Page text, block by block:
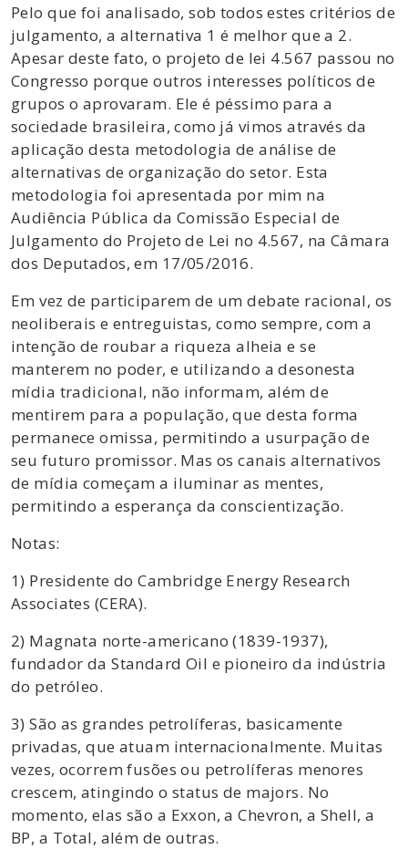
Pelo que foi analisado, sob todos estes critérios de
julgamento, a alternativa 1 é melhor que a 2.
Apesar deste fato, o projeto de lei 4.567 passou no
Congresso porque outros interesses políticos de
grupos o aprovaram. Ele é péssimo para a
sociedade brasileira, como já vimos através da
aplicação desta metodologia de análise de
alternativas de organização do setor. Esta
metodologia foi apresentada por mim na
Audiência Pública da Comissão Especial de
Julgamento do Projeto de Lei no 4.567, na Câmara
dos Deputados, em 17/05/2016.
Em vez de participarem de um debate racional, os
neoliberais e entreguistas, como sempre, com a
intenção de roubar a riqueza alheia e se
manterem no poder, e utilizando a desonesta
mídia tradicional, não informam, além de
mentirem para a população, que desta forma
permanece omissa, permitindo a usurpação de
seu futuro promissor. Mas os canais alternativos
de mídia começam a iluminar as mentes,
permitindo a esperança da conscientização.
Notas:
1) Presidente do Cambridge Energy Research
Associates (CERA).
2) Magnata norte-americano (1839-1937),
fundador da Standard Oil e pioneiro da indústria
do petróleo.
3) São as grandes petrolíferas, basicamente
privadas, que atuam internacionalmente. Muitas
vezes, ocorrem fusões ou petrolíferas menores
crescem, atingindo o status de majors. No
momento, elas são a Exxon, a Chevron, a Shell, a
BP, a Total, além de outras.